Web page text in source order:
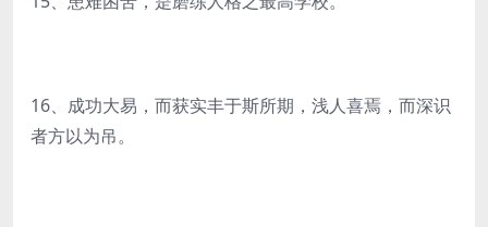
16、成功大易，而获实丰于斯所期，浅人喜焉，而深识
者方以为吊。